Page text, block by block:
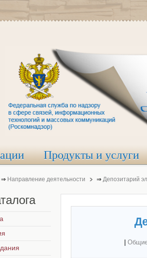
Продукты и услуги
⇒ Направление деятельности ⇒ Депозитарий